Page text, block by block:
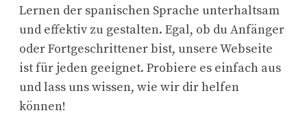
Lernen der spanischen Sprache unterhaltsam
und effektiv zu gestalten. Egal, ob du Anfänger
oder Fortgeschrittener bist, unsere Webseite
ist für jeden geeignet. Probiere es einfach aus
und lass uns wissen, wie wir dir helfen
können!